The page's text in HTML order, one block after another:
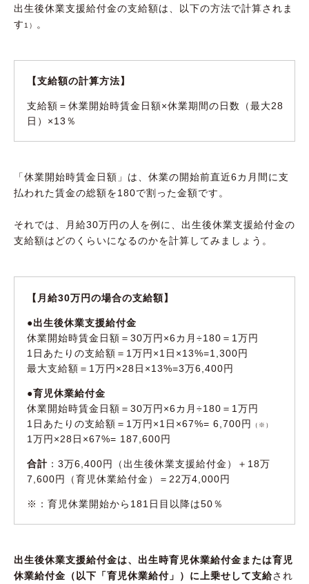
出生後休業支援給付金の支給額は、以下の方法で計算されま
す 1） 。
【支給額の計算方法】
支給額＝休業開始時賃金日額×休業期間の日数（最大28
日）×13％
「休業開始時賃金日額」は、休業の開始前直近6カ月間に支
払われた賃金の総額を180で割った金額です。
それでは、月給30万円の人を例に、出生後休業支援給付金の
支給額はどのくらいになるのかを計算してみましょう。
【月給30万円の場合の支給額】
●出生後休業支援給付金
休業開始時賃金日額＝30万円×6カ月÷180＝1万円
1日あたりの支給額＝1万円×1日×13%=1,300円
最大支給額＝1万円×28日×13%=3万6,400円
●育児休業給付金
休業開始時賃金日額＝30万円×6カ月÷180＝1万円
1日あたりの支給額＝1万円×1日×67%= 6,700円
（※）
1万円×28日×67%= 187,600円
合計 ：3万6,400円（出生後休業支援給付金）＋18万
7,600円（育児休業給付金）＝22万4,000円
※：育児休業開始から181日目以降は50％
出生後休業支援給付金は、出生時育児休業給付金または育児
休業給付金（以下「育児休業給付」）に上乗せして支給され